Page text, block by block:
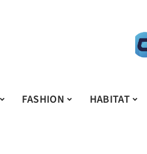
FASHION HABITAT